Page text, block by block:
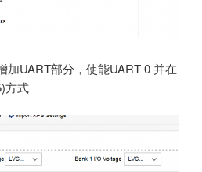
加UART部分，使能UART 0 并在
方式